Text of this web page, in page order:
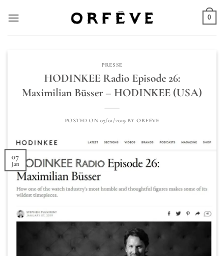
0
PRESSE
HODINKEE Radio Episode 26:
Maximilian Büsser – HODINKEE (USA)
POSTED ON07/01/2019 BYORFÈVE
07
Jan